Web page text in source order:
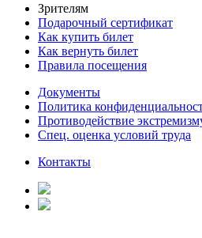
Зрителям
Подарочный сертификат
Как купить билет
Как вернуть билет
Правила посещения
Документы
Политика
Противодействие
Спец. оценка условий труда
Контакты